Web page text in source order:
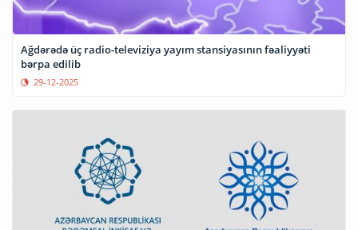
Ağdərədə üç radio-televiziya yayım stansiyasının fəaliyyəti
bərpa edilib
29-12-2025